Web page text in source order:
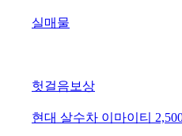
실매물
헛걸음보상
현대 살수차 이마이티